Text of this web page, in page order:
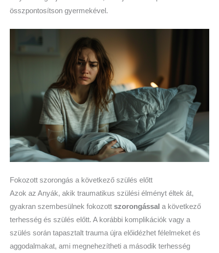
összpontosítson gyermekével.
Fokozott szorongás a következő szülés előtt
Azok az Anyák, akik traumatikus szülési élményt éltek át,
gyakran szembesülnek fokozott szorongással a következő
terhesség és szülés előtt. A korábbi komplikációk vagy a
szülés során tapasztalt trauma újra előidézhet félelmeket és
aggodalmakat, ami megnehezítheti a második terhesség